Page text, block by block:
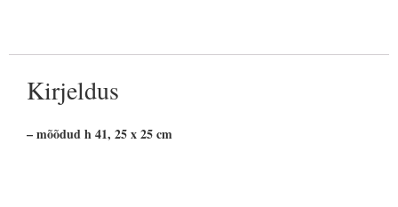
Kirjeldus
– mõõdud h 41, 25 x 25 cm